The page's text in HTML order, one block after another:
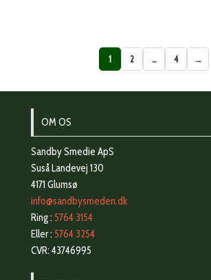
1 2 … 4 →
OM OS
Sandby Smedie ApS
Suså Landevej 130
4171 Glumsø
info@sandbysmeden.dk
Ring : 5764 3154
Eller : 5764 3254
CVR: 43746995